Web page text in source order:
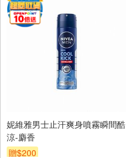
妮維雅男士止汗爽身噴霧瞬間酷
涼-麝香
贈$200